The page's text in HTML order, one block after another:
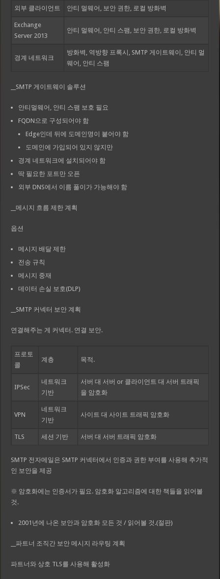
외부 클라이언트 안티 멀웨어, 보안 권한, 로컬 방화벽
Exchange
Server 2013
안티 멀웨어, 안티 스팸, 보안 권한, 로컬 방화벽
경계 네트워크
방화벽, 역방향 프록시, SMTP 게이트웨이, 안티 멀
웨어, 안티 스팸
__SMTP 게이트웨이 솔루션
안티멀웨어, 안티 스팸 보호 필요
FQDN으로 구성되어야 함
Edge인데 뒤에 도메인명이 붙어야 함
도메인에 가입되어 있지 않지만
경계 네트워크에 설치되어야 함
딱 필요한 포트만 오픈
외부 DNS에서 이름 풀이가 가능해야 함
__메시지 흐름 제한 계획
옵션
메시지 배달 제한
전송 규칙
메시지 중재
데이터 손실 보호(DLP)
__SMTP 커넥터 보안 계획
연결해주는 게 커넥터. 연결 보안.
프로토
콜
계층 목적.
IPSec
네트워크
기반
서버 대 서버 or 클라이언트 대 서버 트래픽
을 암호화
VPN
네트워크
기반
사이트 대 사이트 트래픽 암호화
TLS 세션 기반 서버 대 서버 트래픽 암호화
SMTP 전자메일은 SMTP 커넥터에서 인증과 권한 부여를 사용해 추가적
인 보안을 제공
※ 암호화에는 인증서가 필요. 암호화 알고리즘에 대한 책들을 읽어볼
것.
2001년에 나온 보안과 암호화 모든 것 / 읽어볼 것.(절판)
__파트너 조직간 보안 메시지 라우팅 계획
파트너와 상호 TLS를 사용해 활성화